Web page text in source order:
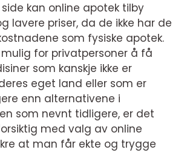
kan online apotek tilby
lavere priser, da de ikke har de
som fysiske apotek.
for privatpersoner å få
som kanskje ikke er
eget land eller som er
enn alternativene i
som nevnt tidligere, er det
med valg av online
at man får ekte og trygge